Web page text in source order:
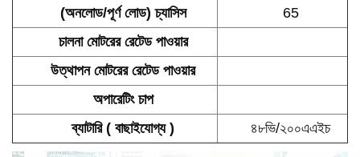
(অনলোড/পূর্ণ লোড) চ্যাসিস
65
চালনা মোটরের রেটেড পাওয়ার
উত্থাপন মোটরের রেটেড পাওয়ার
অপারেটিং চাপ
ব্যাটারি ( বাছাইযোগ্য ) ৪৮ভি/২০০এএইচ